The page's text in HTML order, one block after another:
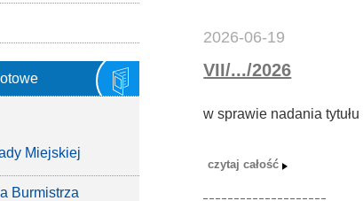
2026-06-19
VII/.../2026
w sprawie nadania
Miejskiej
Burmistrza